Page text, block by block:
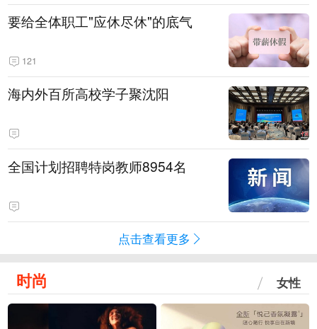
要给全体职工"应休尽休"的底气
121
海内外百所高校学子聚沈阳
全国计划招聘特岗教师8954名
点击查看更多
时尚 女性